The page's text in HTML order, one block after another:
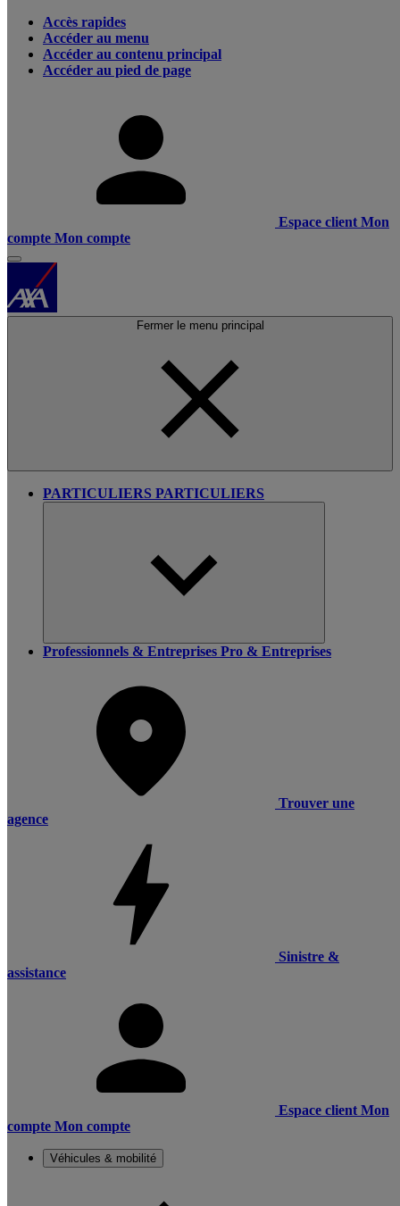
Accès rapides
Accéder au menu
Accéder au contenu principal
Accéder au pied de page
Espace client Mon
compte Mon compte
Fermer le menu principal
PARTICULIERS PARTICULIERS
Professionnels & Entreprises Pro & Entreprises
Trouver une
agence
Sinistre &
assistance
Espace client Mon
compte Mon compte
Véhicules & mobilité